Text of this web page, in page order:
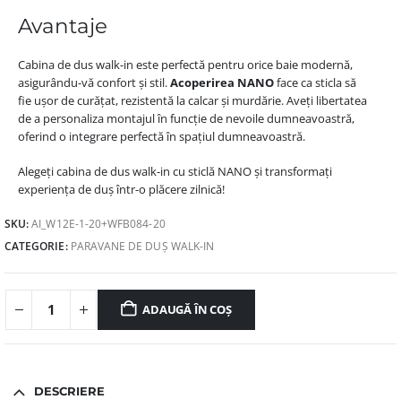
Avantaje
Cabina de dus walk-in este perfectă pentru orice baie modernă,
asigurându-vă confort și stil.Acoperirea NANOface ca sticla să
fie ușor de curățat, rezistentă la calcar și murdărie. Aveți libertatea
de a personaliza montajul în funcție de nevoile dumneavoastră,
oferind o integrare perfectă în spațiul dumneavoastră.
Alegeți cabina de dus walk-in cu sticlă NANO și transformați
experiența de duș într-o plăcere zilnică!
SKU:AI_W12E-1-20+WFB084-20
CATEGORIE: PARAVANE DE DUȘ WALK-IN
ADAUGĂ ÎN COȘ
DESCRIERE